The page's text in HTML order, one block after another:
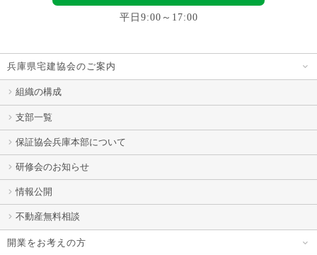
平日9:00～17:00
兵庫県宅建協会のご案内
組織の構成
支部一覧
保証協会兵庫本部について
研修会のお知らせ
情報公開
不動産無料相談
開業をお考えの方